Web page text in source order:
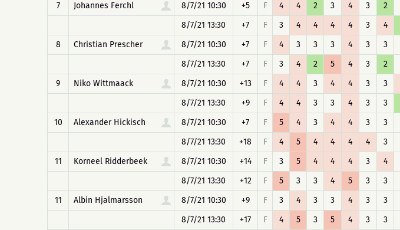
7
Johannes Ferchl 8/7/21 10:30 +5 F 4 4 2 3 4 3 2
8/7/21 13:30
+7 F 3 4 4 4 4 3 4
8
Christian Prescher 8/7/21 10:30 +7 F 4 3 3 3 4 3 3
8/7/21 13:30
+7 F 3 4 2 5 4 3 2
9
Niko Wittmaack 8/7/21 10:30 +13 F 4 4 3 4 4 3 3
8/7/21 13:30
+9 F 4 4 3 3 4 3 3
10
Alexander Hickisch 8/7/21 10:30 +7 F 5 4 3 4 4 3 3
8/7/21 13:30
+18 F 4 5 4 4 4 4 3
11
Korneel Ridderbeek 8/7/21 10:30 +14 F 3 5 4 4 4 3 4
8/7/21 13:30
+12 F 5 3 3 4 5 3 3
11
Albin Hjalmarsson 8/7/21 10:30 +9 F 3 4 3 3 4 3 3
8/7/21 13:30
+17 F 4 5 3 5 4 3 3